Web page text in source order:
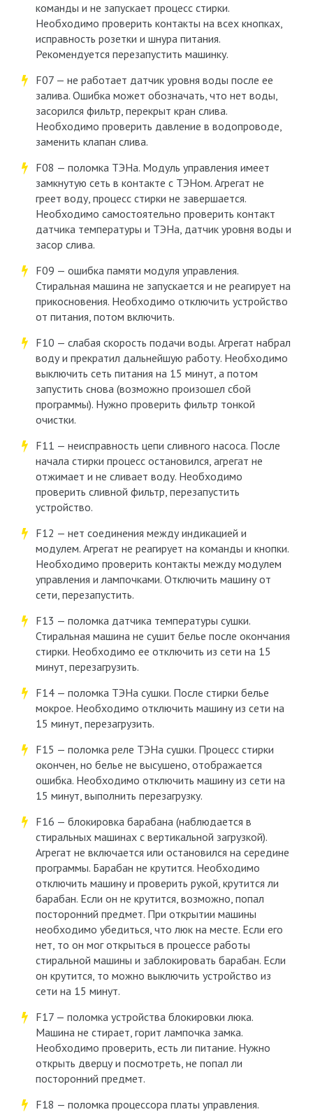
команды и не запускает процесс стирки.
Необходимо проверить контакты на всех кнопках,
исправность розетки и шнура питания.
Рекомендуется перезапустить машинку.
F07 — не работает датчик уровня воды после ее
залива. Ошибка может обозначать, что нет воды,
засорился фильтр, перекрыт кран слива.
Необходимо проверить давление в водопроводе,
заменить клапан слива.
F08 — поломка ТЭНа. Модуль управления имеет
замкнутую сеть в контакте с ТЭНом. Агрегат не
греет воду, процесс стирки не завершается.
Необходимо самостоятельно проверить контакт
датчика температуры и ТЭНа, датчик уровня воды и
засор слива.
F09 — ошибка памяти модуля управления.
Стиральная машина не запускается и не реагирует на
прикосновения. Необходимо отключить устройство
от питания, потом включить.
F10 — слабая скорость подачи воды. Агрегат набрал
воду и прекратил дальнейшую работу. Необходимо
выключить сеть питания на 15 минут, а потом
запустить снова (возможно произошел сбой
программы). Нужно проверить фильтр тонкой
очистки.
F11 — неисправность цепи сливного насоса. После
начала стирки процесс остановился, агрегат не
отжимает и не сливает воду. Необходимо
проверить сливной фильтр, перезапустить
устройство.
F12 — нет соединения между индикацией и
модулем. Агрегат не реагирует на команды и кнопки.
Необходимо проверить контакты между модулем
управления и лампочками. Отключить машину от
сети, перезапустить.
F13 — поломка датчика температуры сушки.
Стиральная машина не сушит белье после окончания
стирки. Необходимо ее отключить из сети на 15
минут, перезагрузить.
F14 — поломка ТЭНа сушки. После стирки белье
мокрое. Необходимо отключить машину из сети на
15 минут, перезагрузить.
F15 — поломка реле ТЭНа сушки. Процесс стирки
окончен, но белье не высушено, отображается
ошибка. Необходимо отключить машину из сети на
15 минут, выполнить перезагрузку.
F16 — блокировка барабана (наблюдается в
стиральных машинах с вертикальной загрузкой).
Агрегат не включается или остановился на середине
программы. Барабан не крутится. Необходимо
отключить машину и проверить рукой, крутится ли
барабан. Если он не крутится, возможно, попал
посторонний предмет. При открытии машины
необходимо убедиться, что люк на месте. Если его
нет, то он мог открыться в процессе работы
стиральной машины и заблокировать барабан. Если
он крутится, то можно выключить устройство из
сети на 15 минут.
F17 — поломка устройства блокировки люка.
Машина не стирает, горит лампочка замка.
Необходимо проверить, есть ли питание. Нужно
открыть дверцу и посмотреть, не попал ли
посторонний предмет.
F18 — поломка процессора платы управления.